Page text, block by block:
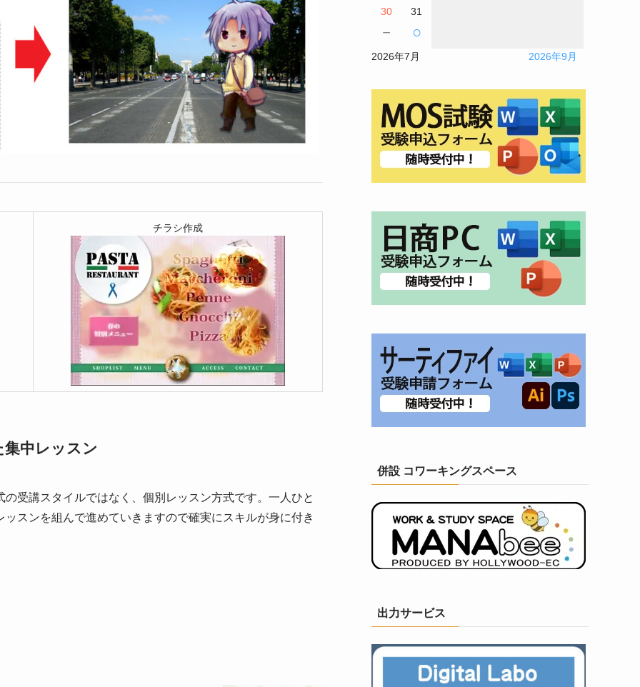
チラシ作成
中レッスン
受講スタイルではなく、個別レッスン方式です。一人ひと
スンを組んで進めていきますので確実にスキルが身に付き
30
－
31
○
2026年7月 2026年9月
併設 コワーキングスペース
出力サービス